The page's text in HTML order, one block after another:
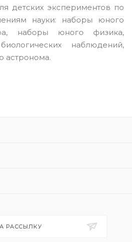
детских экспериментов по
науки: наборы юного
наборы юного физика,
наблюдений,
астронома.
РАССЫЛКУ